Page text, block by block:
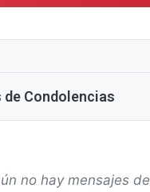
de Condolencias
no hay mensajes de